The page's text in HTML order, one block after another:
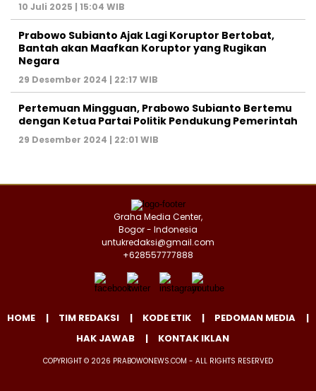
10 Juli 2025 | 15:04 WIB
Prabowo Subianto Ajak Lagi Koruptor Bertobat,
Bantah akan Maafkan Koruptor yang Rugikan
Negara
29 Desember 2024 | 22:17 WIB
Pertemuan Mingguan, Prabowo Subianto Bertemu
dengan Ketua Partai Politik Pendukung Pemerintah
29 Desember 2024 | 22:01 WIB
Graha Media Center,
Bogor - Indonesia
untukredaksi@gmail.com
+628557777888
HOME TIM REDAKSI KODE ETIK
PEDOMAN MEDIA
HAK JAWAB
KONTAK IKLAN
COPYRIGHT © 2026 PRABOWONEWS.COM - ALL RIGHTS RESERVED